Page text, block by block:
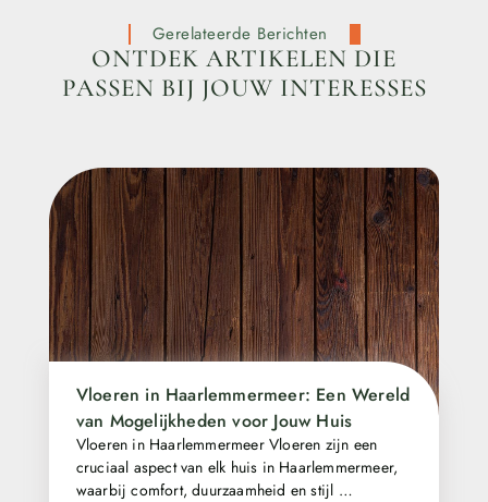
Gerelateerde Berichten
ONTDEK ARTIKELEN DIE
PASSEN BIJ JOUW INTERESSES
Vloeren in Haarlemmermeer: Een Wereld
van Mogelijkheden voor Jouw Huis
Vloeren in Haarlemmermeer Vloeren zijn een
cruciaal aspect van elk huis in Haarlemmermeer,
waarbij comfort, duurzaamheid en stijl …